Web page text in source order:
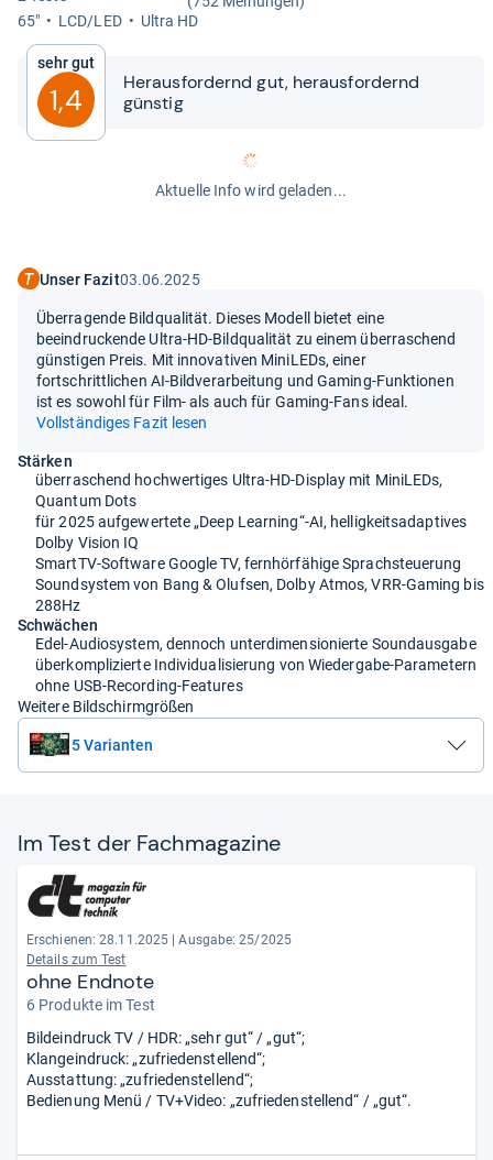
65"
LCD/LED Ultra HD
Sehr gut
1,4
Her­aus­for­dernd gut, her­aus­for­dernd
güns­tig
Aktuelle Info wird geladen...
Unser Fazit03.06.2025
Überragende Bildqualität. Dieses Modell bietet eine
beeindruckende Ultra-HD-Bildqualität zu einem überraschend
günstigen Preis. Mit innovativen MiniLEDs, einer
fortschrittlichen AI-Bildverarbeitung und Gaming-Funktionen
ist es sowohl für Film- als auch für Gaming-Fans ideal.
Vollständiges Fazit lesen
Stärken
überraschend hochwertiges Ultra-HD-Display mit MiniLEDs,
Quantum Dots
für 2025 aufgewertete „Deep Learning“-AI, helligkeitsadaptives
Dolby Vision IQ
SmartTV-Software Google TV, fernhörfähige Sprachsteuerung
Soundsystem von Bang & Olufsen, Dolby Atmos, VRR-Gaming bis
288Hz
Schwächen
Edel-Audiosystem, dennoch unterdimensionierte Soundausgabe
überkomplizierte Individualisierung von Wiedergabe-Parametern
ohne USB-Recording-Features
Weitere Bildschirmgrößen
5 Varianten
Im Test der Fach­ma­ga­zine
Erschienen: 28.11.2025 | Ausgabe: 25/2025
Details zum Test
ohne Endnote
6 Produkte im Test
Bildeindruck TV / HDR: „sehr gut“ / „gut“;
Klangeindruck: „zufriedenstellend“;
Ausstattung: „zufriedenstellend“;
Bedienung Menü / TV+Video: „zufriedenstellend“ / „gut“.